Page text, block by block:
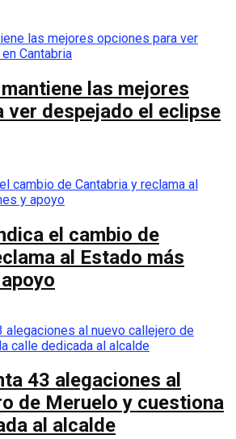
las mejores
ver despejado el eclipse
el cambio de
al Estado más
43 alegaciones al
de Meruelo y cuestiona
al alcalde